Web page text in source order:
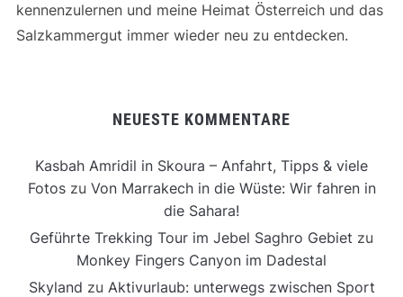
kennenzulernen und meine Heimat Österreich und das
Salzkammergut immer wieder neu zu entdecken.
NEUESTE KOMMENTARE
Kasbah Amridil in Skoura – Anfahrt, Tipps & viele
Fotoszu Von Marrakech in die Wüste: Wir fahren in
die Sahara!
Geführte Trekking Tour im Jebel Saghro Gebiet zu
Monkey Fingers Canyon im Dadestal
Skyland zu Aktivurlaub: unterwegs zwischen Sport